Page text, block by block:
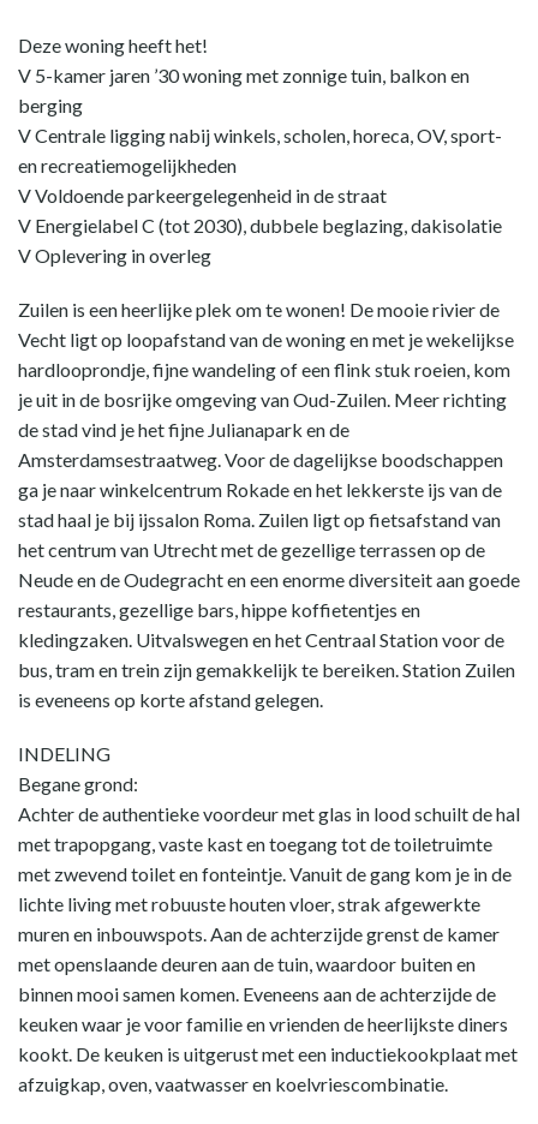
Deze woning heeft het!
V 5-kamer jaren ’30 woning met zonnige tuin, balkon en
berging
V Centrale ligging nabij winkels, scholen, horeca, OV, sport-
en recreatiemogelijkheden
V Voldoende parkeergelegenheid in de straat
V Energielabel C (tot 2030), dubbele beglazing, dakisolatie
V Oplevering in overleg
Zuilen is een heerlijke plek om te wonen! De mooie rivier de
Vecht ligt op loopafstand van de woning en met je wekelijkse
hardlooprondje, fijne wandeling of een flink stuk roeien, kom
je uit in de bosrijke omgeving van Oud-Zuilen. Meer richting
de stad vind je het fijne Julianapark en de
Amsterdamsestraatweg. Voor de dagelijkse boodschappen
ga je naar winkelcentrum Rokade en het lekkerste ijs van de
stad haal je bij ijssalon Roma. Zuilen ligt op fietsafstand van
het centrum van Utrecht met de gezellige terrassen op de
Neude en de Oudegracht en een enorme diversiteit aan goede
restaurants, gezellige bars, hippe koffietentjes en
kledingzaken. Uitvalswegen en het Centraal Station voor de
bus, tram en trein zijn gemakkelijk te bereiken. Station Zuilen
is eveneens op korte afstand gelegen.
INDELING
Begane grond:
Achter de authentieke voordeur met glas in lood schuilt de hal
met trapopgang, vaste kast en toegang tot de toiletruimte
met zwevend toilet en fonteintje. Vanuit de gang kom je in de
lichte living met robuuste houten vloer, strak afgewerkte
muren en inbouwspots. Aan de achterzijde grenst de kamer
met openslaande deuren aan de tuin, waardoor buiten en
binnen mooi samen komen. Eveneens aan de achterzijde de
keuken waar je voor familie en vrienden de heerlijkste diners
kookt. De keuken is uitgerust met een inductiekookplaat met
afzuigkap, oven, vaatwasser en koelvriescombinatie.